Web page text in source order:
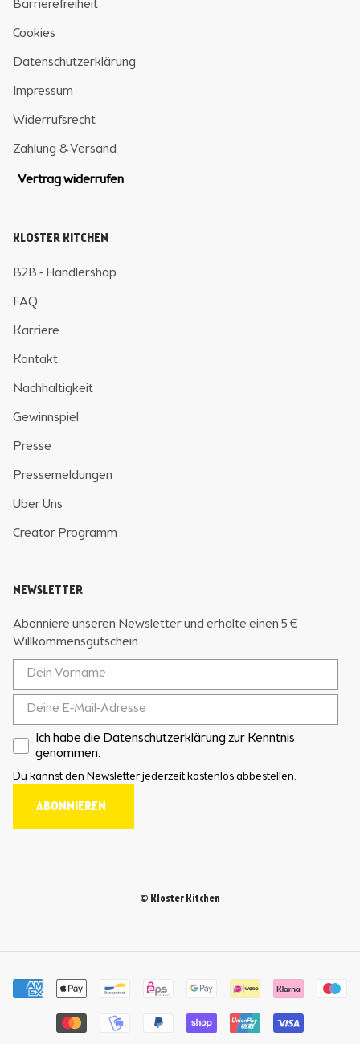
Barrierefreiheit
Cookies
Datenschutzerklärung
Impressum
Widerrufsrecht
Zahlung & Versand
Vertrag widerrufen
KLOSTER KITCHEN
B2B - Händlershop
FAQ
Karriere
Kontakt
Nachhaltigkeit
Gewinnspiel
Presse
Pressemeldungen
Über Uns
Creator Programm
NEWSLETTER
Abonniere unseren Newsletter und erhalte einen 5 €
Willkommensgutschein.
Ich habe die Datenschutzerklärung zur Kenntnis
genommen.
Du kannst den Newsletter jederzeit kostenlos abbestellen.
ABONNIEREN
© Kloster Kitchen